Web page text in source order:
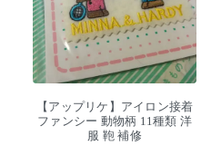
【アップリケ】アイロン接着
ファンシー 動物柄 11種類 洋
服 鞄 補修